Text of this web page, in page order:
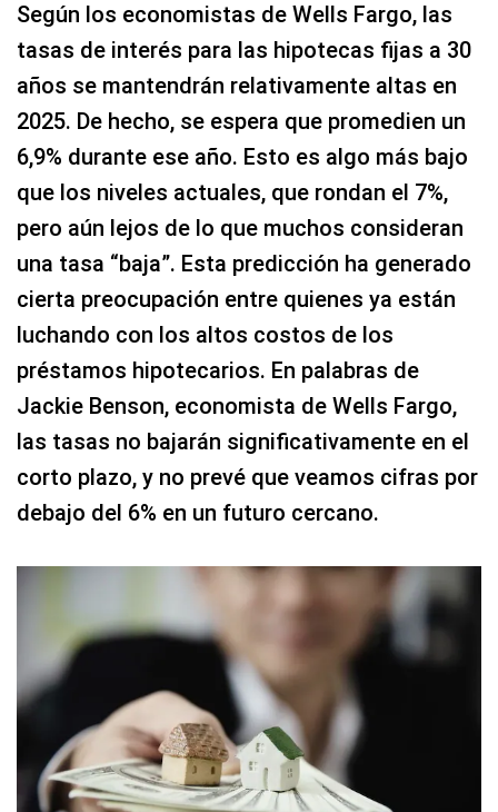
Según los economistas de Wells Fargo, las
tasas de interés para las hipotecas fijas a 30
años se mantendrán relativamente altas en
2025. De hecho, se espera que promedien un
6,9% durante ese año. Esto es algo más bajo
que los niveles actuales, que rondan el 7%,
pero aún lejos de lo que muchos consideran
una tasa “baja”. Esta predicción ha generado
cierta preocupación entre quienes ya están
luchando con los altos costos de los
préstamos hipotecarios. En palabras de
Jackie Benson, economista de Wells Fargo,
las tasas no bajarán significativamente en el
corto plazo, y no prevé que veamos cifras por
debajo del 6% en un futuro cercano.